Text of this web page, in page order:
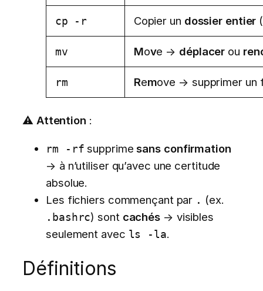
cp -r Copier un dossier entier
mv Move → déplacer ou
rm Remove → supprimer un
⚠️ Attention :
rm -rf supprimesans confirmation
→ à n’utiliser qu’avec une certitude
absolue.
Les fichiers commençant par . (ex.
.bashrc) sont cachés → visibles
seulement avec ls -la.
Définitions